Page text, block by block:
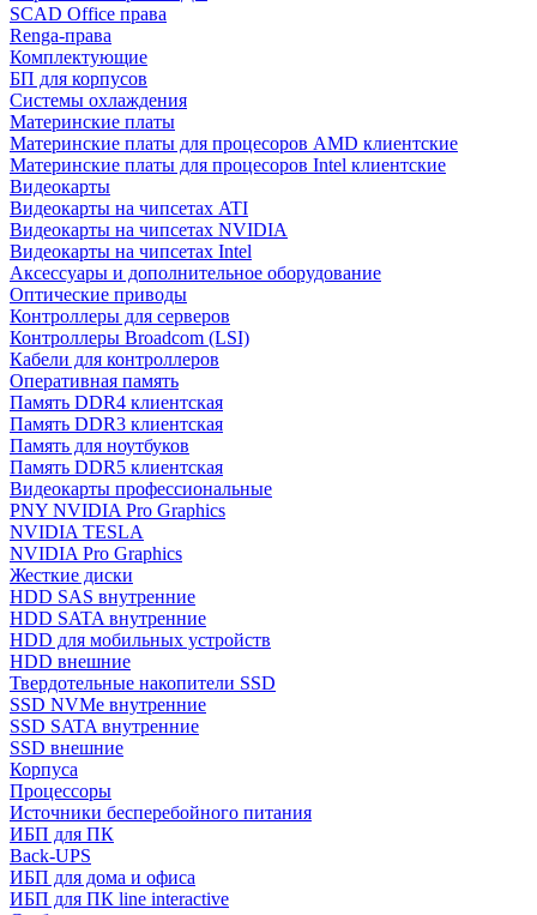
SCAD Office права
Renga-права
Комплектующие
БП для корпусов
Системы охлаждения
Материнские платы
Материнские платы для процесоров AMD клиентские
Материнские платы для процесоров Intel клиентские
Видеокарты
Видеокарты на чипсетах ATI
Видеокарты на чипсетах NVIDIA
Видеокарты на чипсетах Intel
Аксессуары и дополнительное оборудование
Оптические приводы
Контроллеры для серверов
Контроллеры Broadcom (LSI)
Кабели для контроллеров
Оперативная память
Память DDR4 клиентская
Память DDR3 клиентская
Память для ноутбуков
Память DDR5 клиентская
Видеокарты профессиональные
PNY NVIDIA Pro Graphics
NVIDIA TESLA
NVIDIA Pro Graphics
Жесткие диски
HDD SAS внутренние
HDD SATA внутренние
HDD для мобильных устройств
HDD внешние
Твердотельные накопители SSD
SSD NVMe внутренние
SSD SATA внутренние
SSD внешние
Корпуса
Процессоры
Источники бесперебойного питания
ИБП для ПК
Back-UPS
ИБП для дома и офиса
ИБП для ПК linе interactive